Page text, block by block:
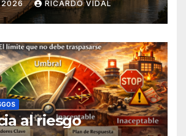
2026 RICARDO VIDAL
al riesgo